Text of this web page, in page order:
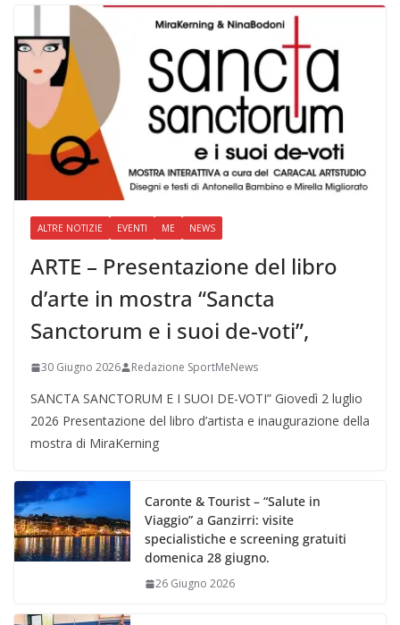
ALTRE NOTIZIE EVENTI ME NEWS
ARTE – Presentazione del libro
d’arte in mostra “Sancta
Sanctorum e i suoi de-voti”,
30 Giugno 2026 Redazione SportMeNews
SANCTA SANCTORUM E I SUOI DE-VOTI” Giovedì 2 luglio
2026 Presentazione del libro d’artista e inaugurazione della
mostra di MiraKerning
Caronte & Tourist – “Salute in
Viaggio” a Ganzirri: visite
specialistiche e screening gratuiti
domenica 28 giugno.
26 Giugno 2026